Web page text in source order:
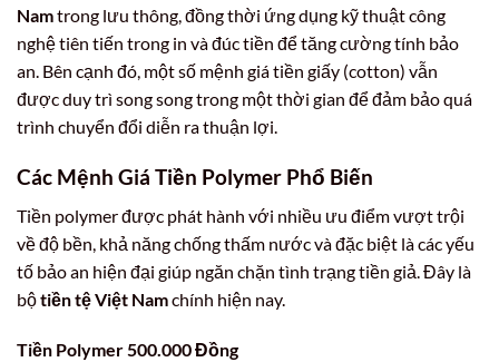
Namtrong lưu thông, đồng thời ứng dụng kỹ thuật công
nghệ tiên tiến trong in và đúc tiền để tăng cường tính bảo
an. Bên cạnh đó, một số mệnh giá tiền giấy (cotton) vẫn
được duy trì song song trong một thời gian để đảm bảo quá
trình chuyển đổi diễn ra thuận lợi.
Các Mệnh Giá Tiền Polymer Phổ Biến
Tiền polymer được phát hành với nhiều ưu điểm vượt trội
về độ bền, khả năng chống thấm nước và đặc biệt là các yếu
tố bảo an hiện đại giúp ngăn chặn tình trạng tiền giả. Đây là
bộtiền tệ Việt Namchính hiện nay.
Tiền Polymer 500.000 Đồng